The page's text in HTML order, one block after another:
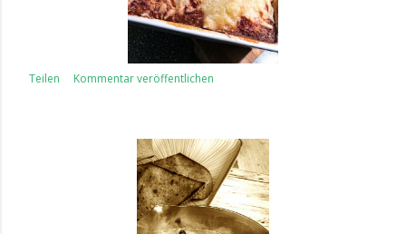
Teilen Kommentar veröffentlichen